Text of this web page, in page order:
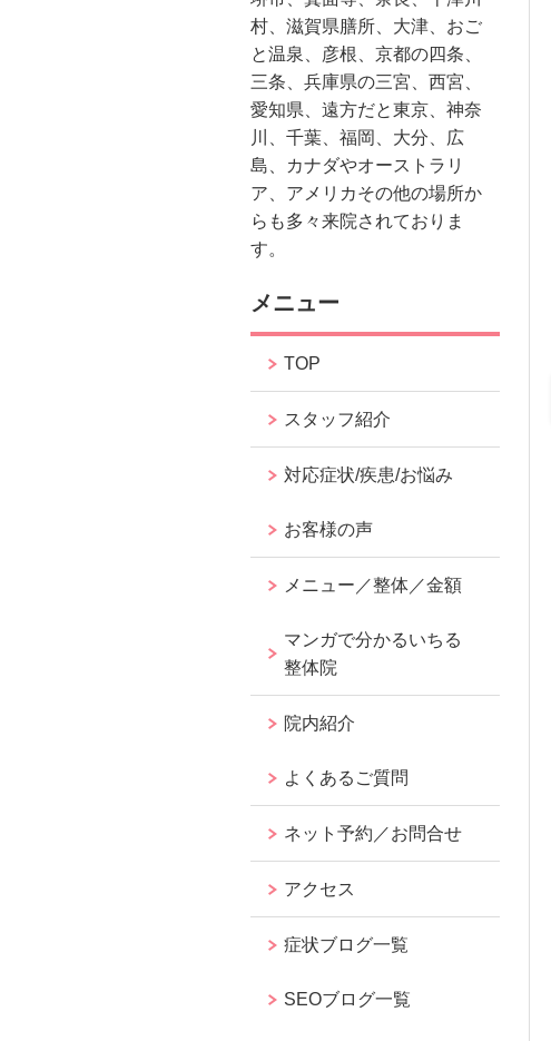
村、滋賀県膳所、大津、おご
と温泉、彦根、京都の四条、
三条、兵庫県の三宮、西宮、
愛知県、遠方だと東京、神奈
川、千葉、福岡、大分、広
島、カナダやオーストラリ
ア、アメリカその他の場所か
らも多々来院されておりま
す。
メニュー
TOP
スタッフ紹介
対応症状/疾患/お悩み
お客様の声
メニュー／整体／金額
マンガで分かるいちる
整体院
院内紹介
よくあるご質問
ネット予約／お問合せ
アクセス
症状ブログ一覧
SEOブログ一覧